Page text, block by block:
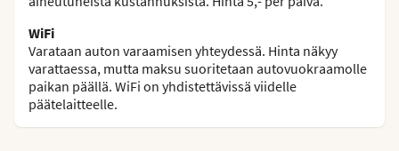
WiFi
Varataan auton varaamisen yhteydessä. Hinta näkyy
varattaessa, mutta maksu suoritetaan autovuokraamolle
paikan päällä. WiFi on yhdistettävissä viidelle
päätelaitteelle.